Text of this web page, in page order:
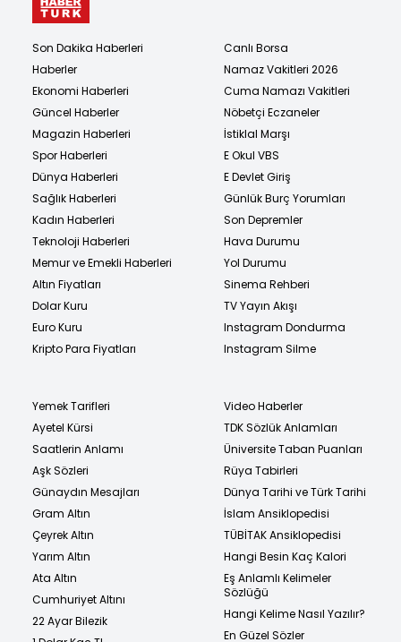
Son Dakika Haberleri
Haberler
Ekonomi Haberleri
Güncel Haberler
Magazin Haberleri
Spor Haberleri
Dünya Haberleri
Sağlık Haberleri
Kadın Haberleri
Teknoloji Haberleri
Memur ve Emekli Haberleri
Altın Fiyatları
Dolar Kuru
Euro Kuru
Kripto Para Fiyatları
Canlı Borsa
Namaz Vakitleri 2026
Cuma Namazı Vakitleri
Nöbetçi Eczaneler
İstiklal Marşı
E Okul VBS
E Devlet Giriş
Günlük Burç Yorumları
Son Depremler
Hava Durumu
Yol Durumu
Sinema Rehberi
TV Yayın Akışı
Instagram Dondurma
Instagram Silme
Yemek Tarifleri
Ayetel Kürsi
Saatlerin Anlamı
Aşk Sözleri
Günaydın Mesajları
Gram Altın
Çeyrek Altın
Yarım Altın
Ata Altın
Cumhuriyet Altını
22 Ayar Bilezik
Video Haberler
TDK Sözlük Anlamları
Üniversite Taban Puanları
Rüya Tabirleri
Dünya Tarihi ve Türk Tarihi
İslam Ansiklopedisi
TÜBİTAK Ansiklopedisi
Hangi Besin Kaç Kalori
Eş Anlamlı Kelimeler
Sözlüğü
Hangi Kelime Nasıl Yazılır?
En Güzel Sözler